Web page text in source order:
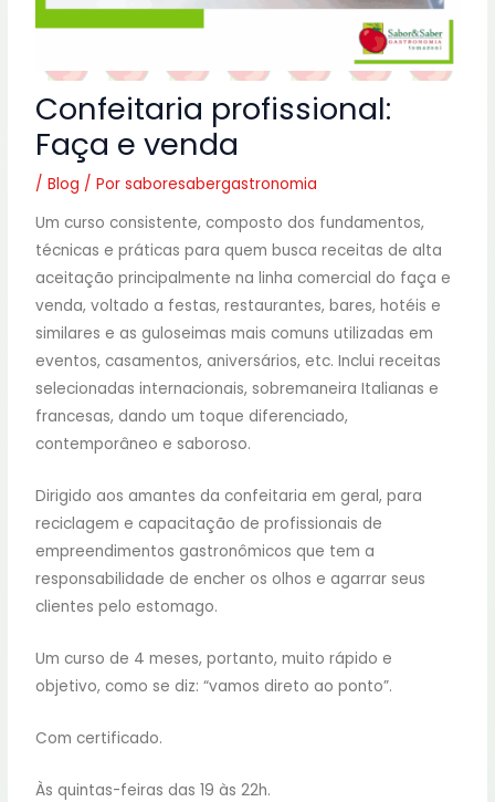
Confeitaria profissional:
Faça e venda
/Blog / Porsaboresabergastronomia
Um curso consistente, composto dos fundamentos,
técnicas e práticas para quem busca receitas de alta
aceitação principalmente na linha comercial do faça e
venda, voltado a festas, restaurantes, bares, hotéis e
similares e as guloseimas mais comuns utilizadas em
eventos, casamentos, aniversários, etc. Inclui receitas
selecionadas internacionais, sobremaneira Italianas e
francesas, dando um toque diferenciado,
contemporâneo e saboroso.
Dirigido aos amantes da confeitaria em geral, para
reciclagem e capacitação de profissionais de
empreendimentos gastronômicos que tem a
responsabilidade de encher os olhos e agarrar seus
clientes pelo estomago.
Um curso de 4 meses, portanto, muito rápido e
objetivo, como se diz: “vamos direto ao ponto”.
Com certificado.
Às quintas-feiras das 19 às 22h.